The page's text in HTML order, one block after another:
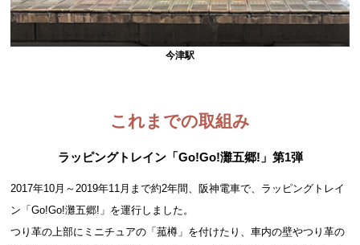
今津駅
これまでの取組み
ラッピングトレイン「Go!Go!灘五郷!」第1弾
2017年10月～2019年11月まで約2年間、阪神電車で、ラッピングトレイ
ン「Go!Go!灘五郷!」を運行しました。
つり革の上部にミニチュアの「菰樽」を付けたり、車内の壁やつり革の